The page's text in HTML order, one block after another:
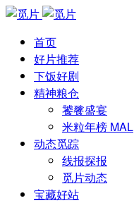
首页
好片推荐
下饭好剧
精神粮仓
饕餮盛宴
米粒年榜 MAL
动态觅踪
线报探报
觅片动态
宝藏好站